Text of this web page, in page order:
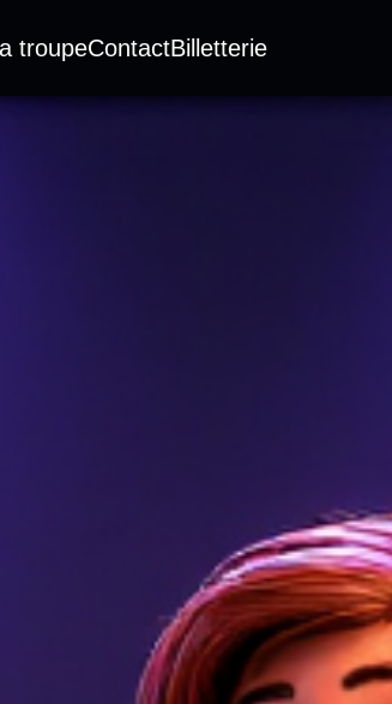
troupeContactBilletterie